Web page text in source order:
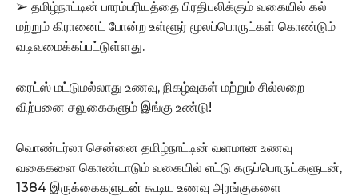
➢ தமிழ்நாட்டின் பாரம்பரியத்தை பிரதிபலிக்கும் வகையில் கல்
மற்றும் கிரானைட் போன்ற உள்ளூர் மூலப்பொருட்கள் கொண்டும்
வடிவமைக்கப்பட்டுள்ளது.
ரைட்ஸ் மட்டுமல்லாது உணவு, நிகழ்வுகள் மற்றும் சில்லறை
விற்பனை சலுகைகளும் இங்கு உண்டு!
வொண்டர்லா சென்னை தமிழ்நாட்டின் வளமான உணவு
வகைகளை கொண்டாடும் வகையில் எட்டு கருப்பொருட்களுடன்,
1384 இருக்கைகளுடன் கூடிய உணவு அரங்குகளை